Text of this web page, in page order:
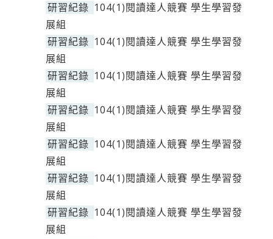
研習紀錄 104(1)閱讀達人競賽 學生學習發
展組
研習紀錄 104(1)閱讀達人競賽 學生學習發
展組
研習紀錄 104(1)閱讀達人競賽 學生學習發
展組
研習紀錄 104(1)閱讀達人競賽 學生學習發
展組
研習紀錄 104(1)閱讀達人競賽 學生學習發
展組
研習紀錄 104(1)閱讀達人競賽 學生學習發
展組
研習紀錄 104(1)閱讀達人競賽 學生學習發
展組